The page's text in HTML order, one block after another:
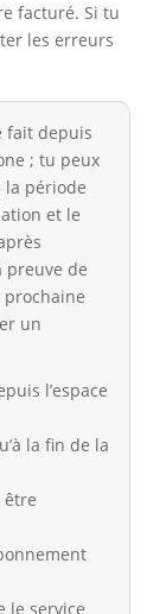
facturé. Si tu
les erreurs
fait depuis
; tu peux
la période
et le
preuve de
un
l’espace
la fin de la
être
le service